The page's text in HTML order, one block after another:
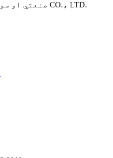
JIANGXI VOCO صنعتي او سوداګرۍ CO.، LTD.